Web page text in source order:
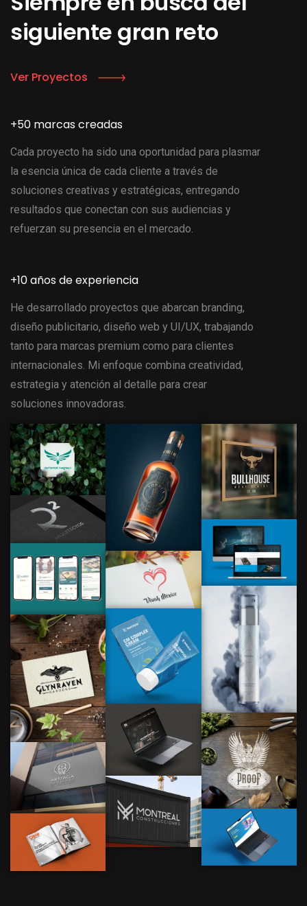
siguiente gran reto
Ver Proyectos
+50 marcas creadas
Cada proyecto ha sido una oportunidad para plasmar
la esencia única de cada cliente a través de
soluciones creativas y estratégicas, entregando
resultados que conectan con sus audiencias y
refuerzan su presencia en el mercado.
+10 años de experiencia
He desarrollado proyectos que abarcan branding,
diseño publicitario, diseño web y UI/UX, trabajando
tanto para marcas premium como para clientes
internacionales. Mi enfoque combina creatividad,
estrategia y atención al detalle para crear
soluciones innovadoras.